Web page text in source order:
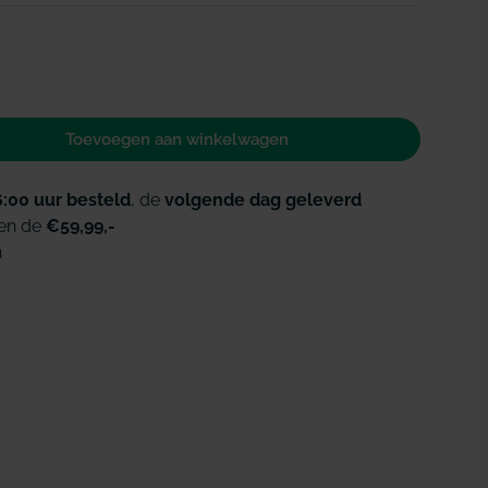
voor Halita mondspray regular mint
verhogen voor Halita mondspray regular mint
Toevoegen aan winkelwagen
uur besteld, de volgende dag geleverd
de €59,99,-